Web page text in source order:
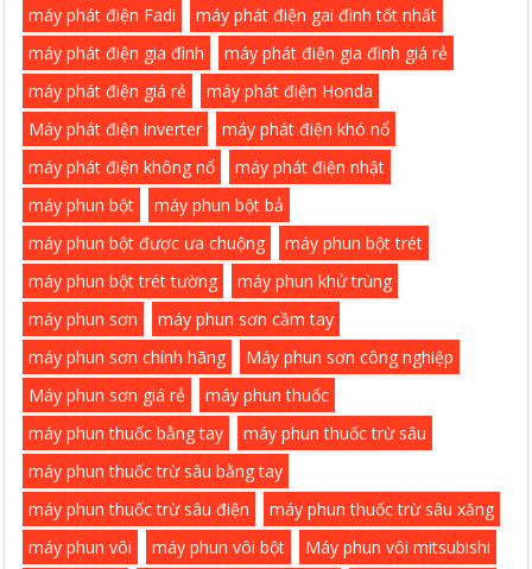
máy phát điện Fadi
máy phát điện gai đình tốt nhất
máy phát điện gia đình
máy phát điện gia đình giá rẻ
máy phát điện giá rẻ
máy phát điện Honda
Máy phát điện inverter
máy phát điện khó nổ
máy phát điện không nổ
máy phát điện nhật
máy phun bột
máy phun bột bả
máy phun bột được ưa chuộng
máy phun bột trét
máy phun bột trét tường
máy phun khử trùng
máy phun sơn
máy phun sơn cầm tay
máy phun sơn chính hãng
Máy phun sơn công nghiệp
Máy phun sơn giá rẻ
máy phun thuốc
máy phun thuốc bằng tay
máy phun thuốc trừ sâu
máy phun thuốc trừ sâu bằng tay
máy phun thuốc trừ sâu điện
máy phun thuốc trừ sâu xăng
máy phun vôi
máy phun vôi bột
Máy phun vôi mitsubishi